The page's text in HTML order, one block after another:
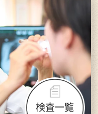
検査一覧